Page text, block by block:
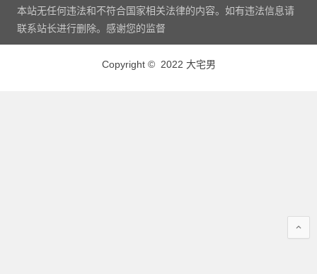
本站无任何违法和不符合国家相关法律的内容。如有违法信息请
联系站长进行删除。感谢您的监督
Copyright © 2022 大宅男